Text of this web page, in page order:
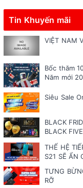
Tin Khuyến mãi
VIỆT NAM
Bốc thăm
Năm mới
Siêu Sale
BLACK
BLACK
THẾ HỆ
S21 SẼ ẨN
TƯNG
RỠ